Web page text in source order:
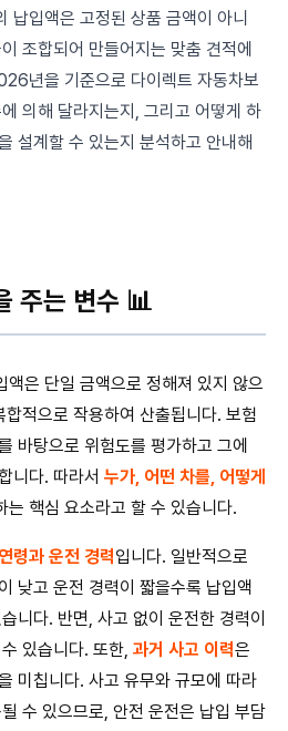
납입액은 고정된 상품 금액이 아니
조합되어 만들어지는 맞춤 견적에
년을 기준으로 다이렉트 자동차보
의해 달라지는지, 그리고 어떻게 하
설계할 수 있는지 분석하고 안내해
주는 변수 📊
액은 단일 금액으로 정해져 있지 않으
적으로 작용하여 산출됩니다. 보험
바탕으로 위험도를 평가하고 그에
니다. 따라서 누가, 어떤 차를, 어떻게
는 핵심 요소라고 할 수 있습니다.
령과 운전 경력입니다. 일반적으로
낮고 운전 경력이 짧을수록 납입액
니다. 반면, 사고 없이 운전한 경력이
있습니다. 또한, 과거 사고 이력은
미칩니다. 사고 유무와 규모에 따라
수 있으므로, 안전 운전은 납입 부담